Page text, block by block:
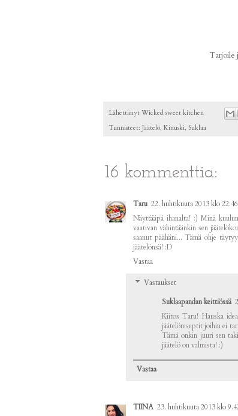
Tarjoile
Lähettänyt Wicked sweet kitchen
Tunnisteet: Jäätelö, Kinuski, Suklaa
16 kommenttia:
Taru 22. huhtikuuta 2013 klo 22.46
Näyttääpä ihanalta! :) Minä
vaativan vähintäänkin sen
saanut päähäni... Tämä ohje
jäätelönsä! :D
Vastaa
Vastaukset
Suklaapandan keittiössä
Kiitos Taru! Hauska
jäätelöreseptit joihin ei
Tämä onkin juuri sen
jäätelö on valmista! :)
Vastaa
TIINA 23. huhtikuuta 2013 klo